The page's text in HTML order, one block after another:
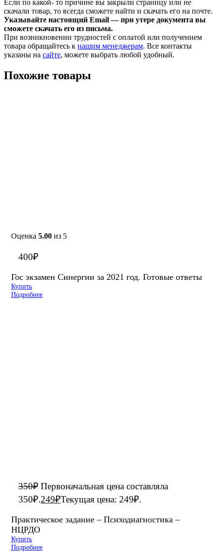
Если по какой- то причине вы закрыли страницу или не
скачали товар, то всегда сможете найти и скачать его на почте.
Указывайте настоящий Email — при утере документа вы
сможете скачать его из письма.
При возникновении трудностей с оплатой или получением
товара обращайтесь к нашим менеджерам. Все контакты
указаны на сайте, можете выбрать любой удобный.
Похожие товары
Оценка 5.00 из 5
400₽
Гос экзамен Синергии за 2021 год. Готовые ответы
Купить
Подробнее
350₽ Первоначальная цена составляла
350₽.249₽Текущая цена: 249₽.
Практическое задание – Психодиагностика –
НЦРДО
Купить
Подробнее